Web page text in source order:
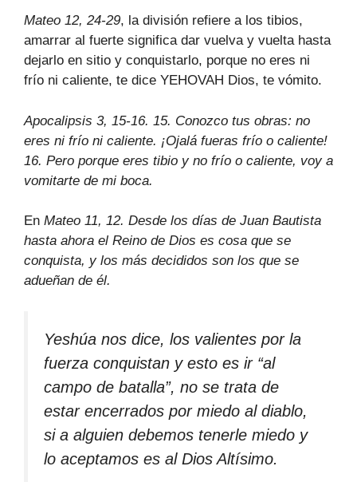
Mateo 12, 24-29, la división refiere a los tibios,
amarrar al fuerte significa dar vuelva y vuelta hasta
dejarlo en sitio y conquistarlo, porque no eres ni
frío ni caliente, te dice YEHOVAH Dios, te vómito.
Apocalipsis 3, 15-16. 15. Conozco tus obras: no
eres ni frío ni caliente. ¡Ojalá fueras frío o caliente!
16. Pero porque eres tibio y no frío o caliente, voy a
vomitarte de mi boca.
En Mateo 11, 12. Desde los días de Juan Bautista
hasta ahora el Reino de Dios es cosa que se
conquista, y los más decididos son los que se
adueñan de él.
Yeshúa nos dice, los valientes por la
fuerza conquistan y esto es ir “al
campo de batalla”, no se trata de
estar encerrados por miedo al diablo,
si a alguien debemos tenerle miedo y
lo aceptamos es al Dios Altísimo.